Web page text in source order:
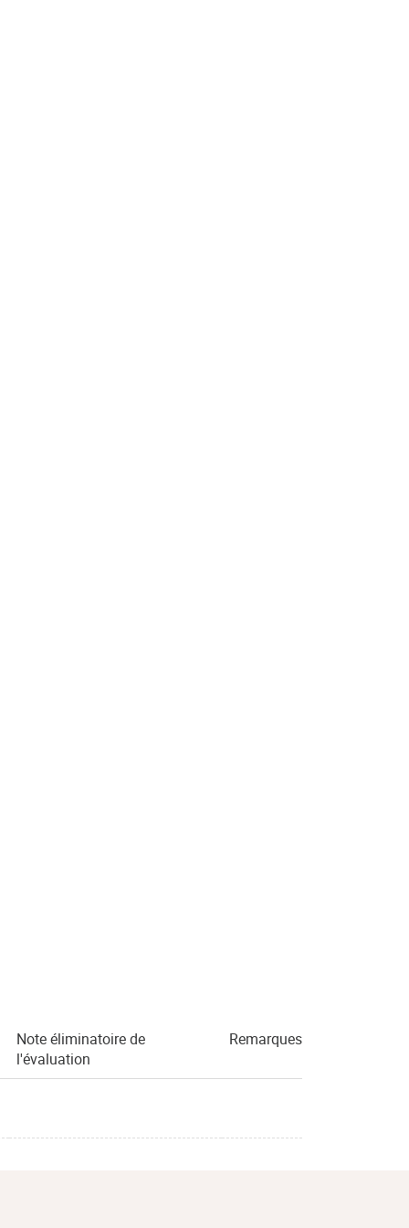
Note éliminatoire de
l'évaluation
Remarques